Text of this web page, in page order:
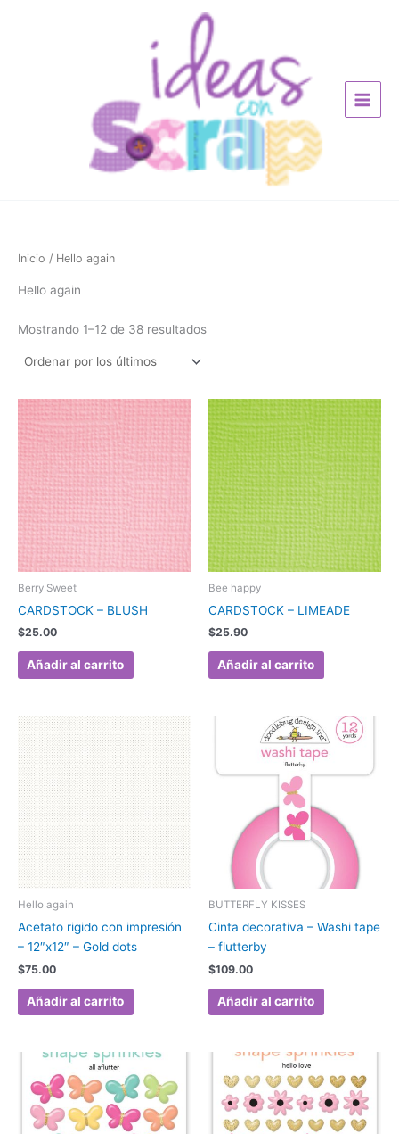
Inicio / Hello again
Hello again
Mostrando 1–12 de 38 resultados
por
los
últimos
Berry Sweet
CARDSTOCK – BLUSH
$25.00
Añadir al carrito
Bee happy
CARDSTOCK – LIMEADE
$25.90
Añadir al carrito
Hello again
Acetato rigido con impresión
– 12″x12″ – Gold dots
$75.00
Añadir al carrito
BUTTERFLY KISSES
Cinta decorativa – Washi tape
– flutterby
$109.00
Añadir al carrito